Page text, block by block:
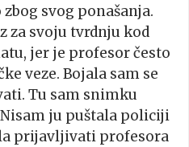
svog ponašanja.
za svoju tvrdnju kod
jer je profesor često
veze. Bojala sam se
Tu sam snimku
ju puštala policiji
prijavljivati profesora